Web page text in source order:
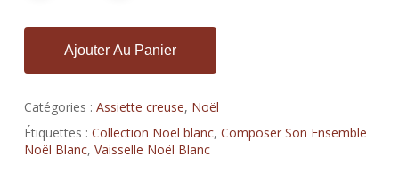
Ajouter Au Panier
Catégories : Assiette creuse, Noël
Étiquettes : Collection Noël blanc, Composer Son Ensemble
Noël Blanc, Vaisselle Noël Blanc